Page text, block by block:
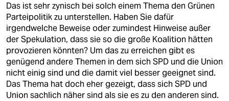
Das ist sehr zynisch bei solch einem Thema den Grünen
Parteipolitik zu unterstellen. Haben Sie dafür
irgendwelche Beweise oder zumindest Hinweise außer
der Spekulation, dass sie so die große Koalition hätten
provozieren könnten? Um das zu erreichen gibt es
genügend andere Themen in dem sich SPD und die Union
nicht einig sind und die damit viel besser geeignet sind.
Das Thema hat doch eher gezeigt, dass sich SPD und
Union sachlich näher sind als sie es zu den anderen sind.